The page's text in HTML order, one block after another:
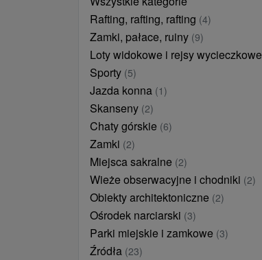
Rafting, rafting, rafting (4)
Zamki, pałace, ruiny (9)
Loty widokowe i rejsy wycieczkowe
Sporty (5)
Jazda konna (1)
Skanseny (2)
Chaty górskie (6)
Zamki (2)
Miejsca sakralne (2)
Wieże obserwacyjne i chodniki (2)
Obiekty architektoniczne (2)
Ośrodek narciarski (3)
Parki miejskie i zamkowe (3)
Źródła (23)